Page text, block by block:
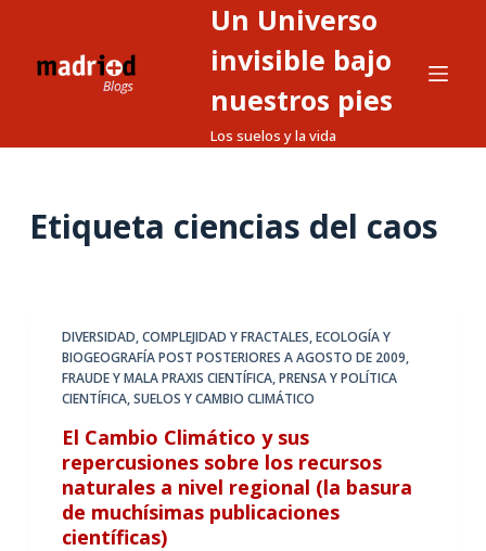
Un Universo
invisible bajo
nuestros pies
Los suelos y la vida
Etiqueta ciencias del caos
DIVERSIDAD, COMPLEJIDAD Y FRACTALES,ECOLOGÍA Y
BIOGEOGRAFÍA POST POSTERIORES A AGOSTO DE 2009,
FRAUDE Y MALA PRAXIS CIENTÍFICA,PRENSA Y POLÍTICA
CIENTÍFICA,SUELOS Y CAMBIO CLIMÁTICO
El Cambio Climático y sus
repercusiones sobre los recursos
naturales a nivel regional (la basura
de muchísimas publicaciones
científicas)